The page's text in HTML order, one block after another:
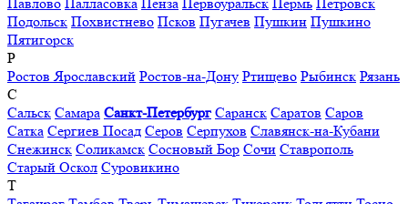
Подольск Похвистнево Псков Пугачев Пушкин Пушкино
Пятигорск
Р
Ростов Ярославский Ростов-на-Дону Ртищево Рыбинск Рязань
С
Сальск Самара Санкт-Петербург Саранск Саратов Саров
Сатка Сергиев Посад Серов Серпухов Славянск-на-Кубани
Снежинск Соликамск Сосновый Бор Сочи Ставрополь
Старый Оскол Суровикино
Т